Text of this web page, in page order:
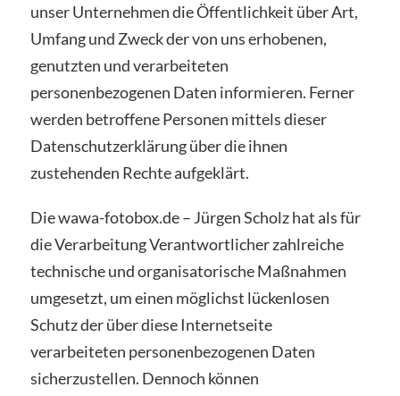
unser Unternehmen die Öffentlichkeit über Art,
Umfang und Zweck der von uns erhobenen,
genutzten und verarbeiteten
personenbezogenen Daten informieren. Ferner
werden betroffene Personen mittels dieser
Datenschutzerklärung über die ihnen
zustehenden Rechte aufgeklärt.
Die wawa-fotobox.de – Jürgen Scholz hat als für
die Verarbeitung Verantwortlicher zahlreiche
technische und organisatorische Maßnahmen
umgesetzt, um einen möglichst lückenlosen
Schutz der über diese Internetseite
verarbeiteten personenbezogenen Daten
sicherzustellen. Dennoch können